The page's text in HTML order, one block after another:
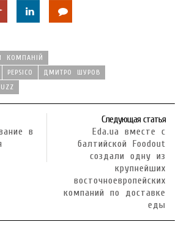
КОМПАНІЙ
PEPSICO
ДМИТРО ШУРОВ
в
Следующая статья
Eda.ua вместе с
балтийской Foodout
создали одну из
крупнейших
восточноевропейских
компаний по доставке
еды